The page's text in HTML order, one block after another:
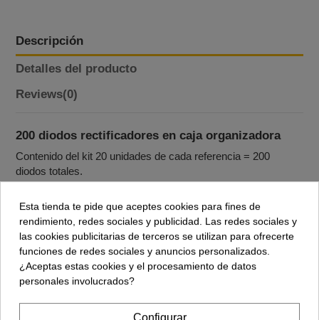
Descripción
Detalles del producto
Reviews(0)
200 diodos rectificadores en caja organizadora
Contenido del kit 20 unidades de cada referencia = 200
diodos totales.
1N4002 – 100 V, 1 A.
1N4003 – 200 V, 1 A.
1N4004 – 400 V, 1 A.
1N4005 – 600 V, 1 A.
Esta tienda te pide que aceptes cookies para fines de
rendimiento, redes sociales y publicidad. Las redes sociales y
las cookies publicitarias de terceros se utilizan para ofrecerte
funciones de redes sociales y anuncios personalizados.
¿Aceptas estas cookies y el procesamiento de datos
personales involucrados?